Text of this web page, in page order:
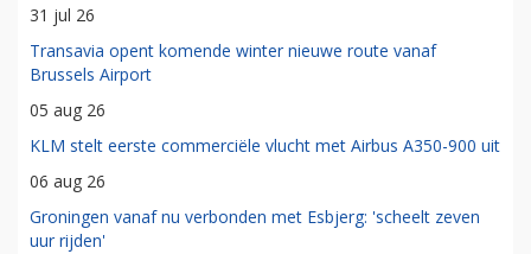
31 jul 26
Transavia opent komende winter nieuwe route vanaf
Brussels Airport
05 aug 26
KLM stelt eerste commerciële vlucht met Airbus A350-900 uit
06 aug 26
Groningen vanaf nu verbonden met Esbjerg: 'scheelt zeven
uur rijden'